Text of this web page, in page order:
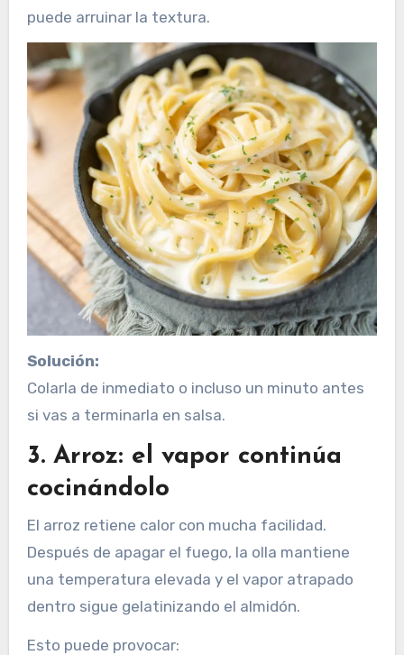
puede arruinar la textura.
Solución:
Colarla de inmediato o incluso un minuto antes
si vas a terminarla en salsa.
3. Arroz: el vapor continúa
cocinándolo
El arroz retiene calor con mucha facilidad.
Después de apagar el fuego, la olla mantiene
una temperatura elevada y el vapor atrapado
dentro sigue gelatinizando el almidón.
Esto puede provocar: